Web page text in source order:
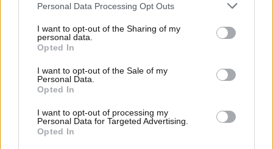
Personal Data Processing Opt Outs
I want to opt-out of the Sharing of my
personal data.
Opted In
I want to opt-out of the Sale of my
Personal Data.
Opted In
I want to opt-out of processing my
Personal Data for Targeted Advertising.
Opted In
sperato. Il 26enne pilota italiano, infatti, al termine
della sessione è rimasto coinvolto in una brutta
caduta dopo una banale impennata
. Un gesto che
è costato molto caro.